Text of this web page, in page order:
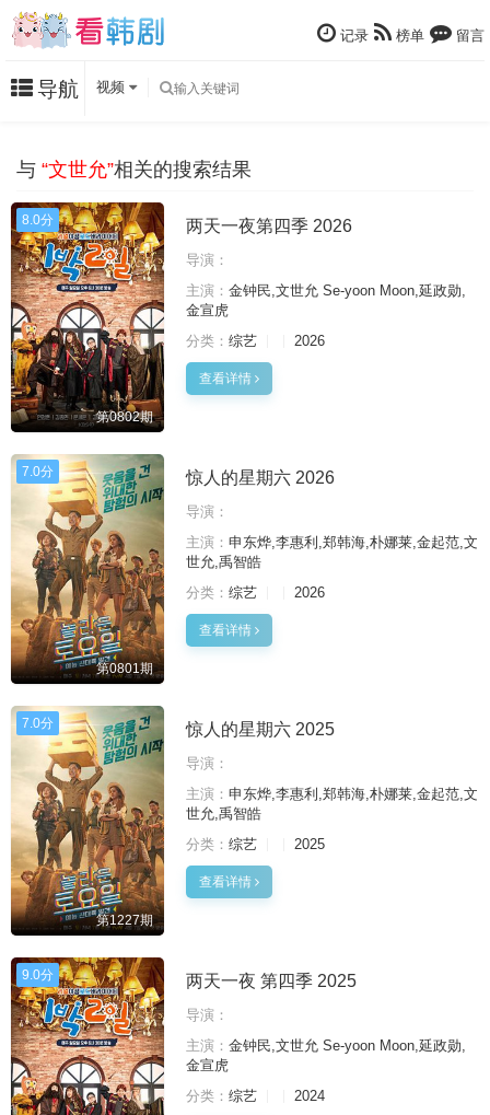
记录 榜单 留言
导航 视频
与 “文世允”相关的搜索结果
8.0分
第0802期
两天一夜第四季 2026
导演：
主演： 金钟民,文世允 Se-yoon Moon,延政勋,
金宣虎
分类： 综艺 2026
查看详情
7.0分
第0801期
惊人的星期六 2026
导演：
主演： 申东烨,李惠利,郑韩海,朴娜莱,金起范,文
世允,禹智皓
分类： 综艺 2026
查看详情
7.0分
第1227期
惊人的星期六 2025
导演：
主演： 申东烨,李惠利,郑韩海,朴娜莱,金起范,文
世允,禹智皓
分类： 综艺 2025
查看详情
9.0分 两天一夜 第四季 2025
导演：
主演： 金钟民,文世允 Se-yoon Moon,延政勋,
金宣虎
分类： 综艺 2024